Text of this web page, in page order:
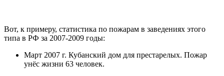
Вот, к примеру, статистика по пожарам в заведениях этого
типа в РФ за 2007-2009 годы:
Март 2007 г. Кубанский дом для престарелых. Пожар
унёс жизни 63 человек.